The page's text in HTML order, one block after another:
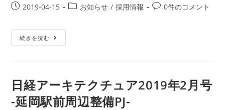
2019-04-15 お知らせ / 採用情報 0件のコメント
続きを読む
日経アーキテクチュア2019年2月号
-延岡駅前周辺整備PJ-